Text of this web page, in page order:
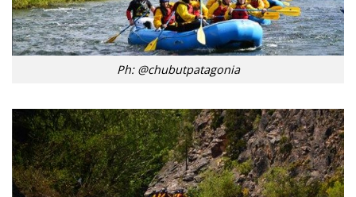
Ph: @chubutpatagonia